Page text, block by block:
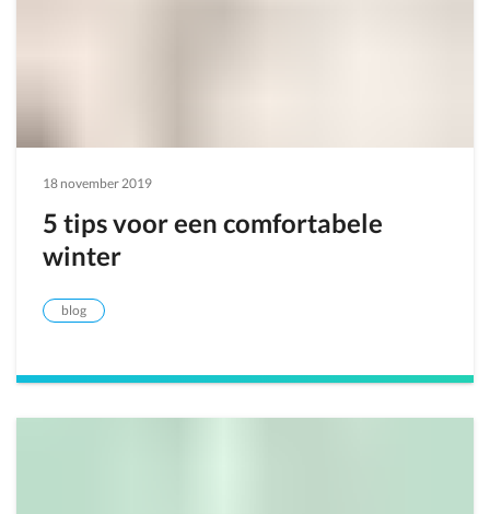
18 november 2019
5 tips voor een comfortabele
winter
blog